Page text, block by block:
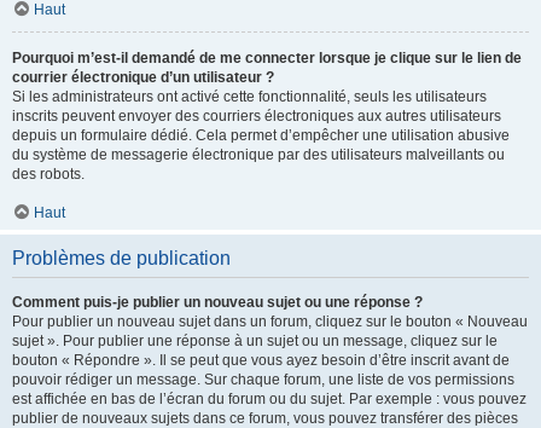
Haut
Pourquoi m’est-il demandé de me connecter lorsque je clique sur le lien de
courrier électronique d’un utilisateur ?
Si les administrateurs ont activé cette fonctionnalité, seuls les utilisateurs
inscrits peuvent envoyer des courriers électroniques aux autres utilisateurs
depuis un formulaire dédié. Cela permet d’empêcher une utilisation abusive
du système de messagerie électronique par des utilisateurs malveillants ou
des robots.
Haut
Problèmes de publication
Comment puis-je publier un nouveau sujet ou une réponse ?
Pour publier un nouveau sujet dans un forum, cliquez sur le bouton « Nouveau
sujet ». Pour publier une réponse à un sujet ou un message, cliquez sur le
bouton « Répondre ». Il se peut que vous ayez besoin d’être inscrit avant de
pouvoir rédiger un message. Sur chaque forum, une liste de vos permissions
est affichée en bas de l’écran du forum ou du sujet. Par exemple : vous pouvez
publier de nouveaux sujets dans ce forum, vous pouvez transférer des pièces